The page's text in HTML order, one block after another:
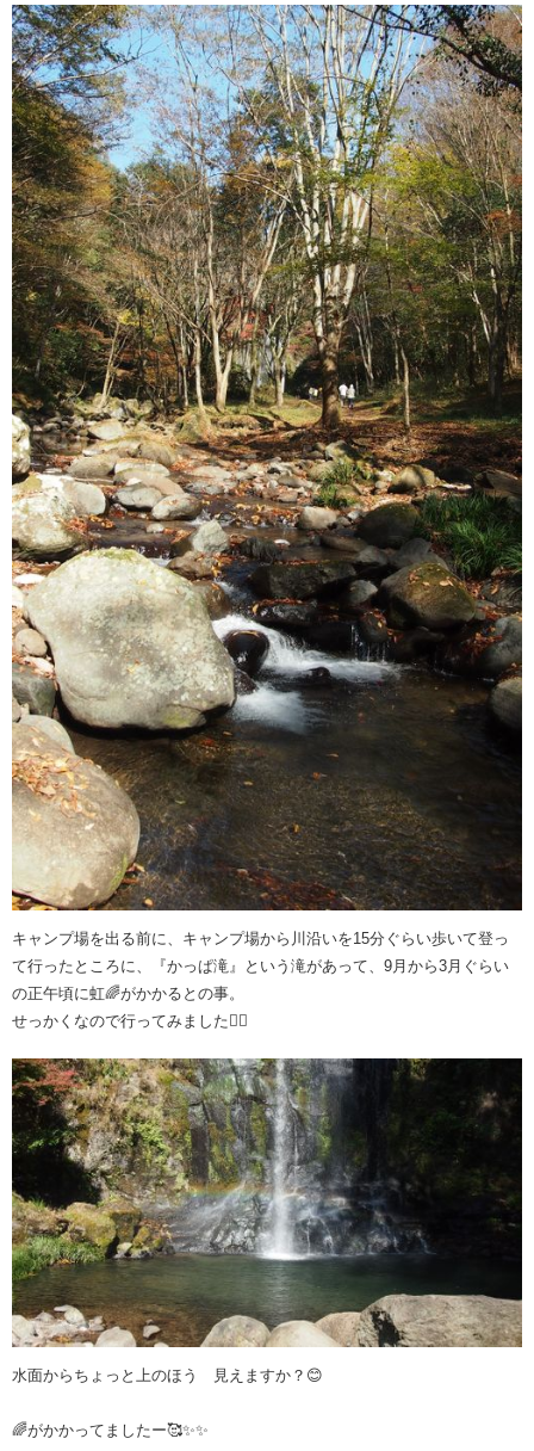
キャンプ場を出る前に、キャンプ場から川沿いを15分ぐらい歩いて登っ
て行ったところに、『かっぱ滝』という滝があって、9月から3月ぐらい
の正午頃に虹🌈がかかるとの事。
せっかくなので行ってみました🚶‍♂️
水面からちょっと上のほう 見えますか？😊
🌈がかかってましたー🥰✨✨